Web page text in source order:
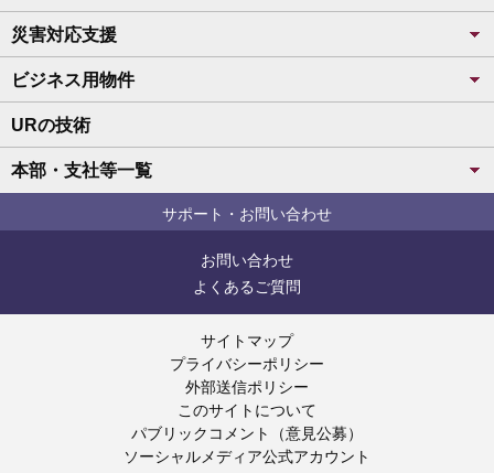
災害対応支援
ビジネス用物件
URの技術
本部・支社等一覧
サポート・お問い合わせ
お問い合わせ
よくあるご質問
サイトマップ
プライバシーポリシー
外部送信ポリシー
このサイトについて
パブリックコメント（意見公募）
ソーシャルメディア公式アカウント